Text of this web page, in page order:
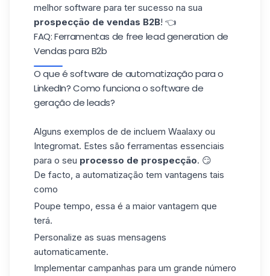
melhor software para ter sucesso na sua
prospecção de vendas B2B! 👈
FAQ: Ferramentas de free lead generation de
Vendas para B2b
O que é software de automatização para o
LinkedIn? Como funciona o software de
geração de leads?
Alguns exemplos de de incluem Waalaxy ou
Integromat. Estes são ferramentas essenciais
para o seu processo de prospecção. 😏
De facto, a automatização tem vantagens tais
como
Poupe tempo, essa é a maior vantagem que
terá.
Personalize as suas mensagens
automaticamente.
Implementar campanhas para um grande número